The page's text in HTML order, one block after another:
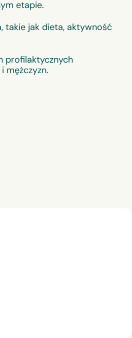
etapie.
takie jak dieta, aktywność
profilaktycznych
mężczyzn.